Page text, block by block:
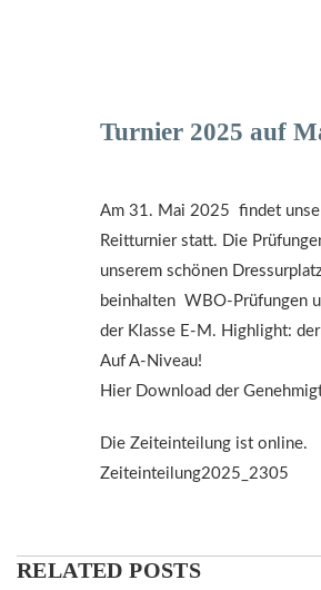
Turnier 2025 auf
Am 31. Mai 2025 findet
Reitturnier statt. Die
unserem schönen
beinhalten WBO-Prüfungen
der Klasse E-M. Highlight:
Auf A-Niveau!
Hier Download der
Die Zeiteinteilung ist online.
Zeiteinteilung2025_2305
RELATED POSTS